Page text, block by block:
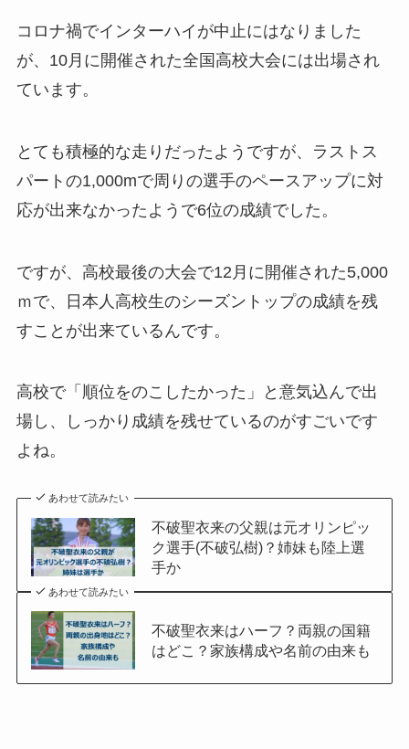
コロナ禍でインターハイが中止にはなりました
が、10月に開催された全国高校大会には出場され
ています。
とても積極的な走りだったようですが、ラストス
パートの1,000mで周りの選手のペースアップに対
応が出来なかったようで6位の成績でした。
ですが、高校最後の大会で12月に開催された5,000
ｍで、日本人高校生のシーズントップの成績を残
すことが出来ているんです。
高校で「順位をのこしたかった」と意気込んで出
場し、しっかり成績を残せているのがすごいです
よね。
あわせて読みたい
不破聖衣来の父親は元オリンピッ
ク選手(不破弘樹)？姉妹も陸上選
手か
あわせて読みたい
不破聖衣来はハーフ？両親の国籍
はどこ？家族構成や名前の由来も